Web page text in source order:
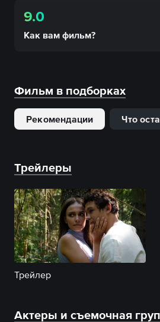
9.0
Как вам фильм?
Фильм в подборках
Рекомендации Что
Трейлеры
Трейлер
Актеры и съемочная